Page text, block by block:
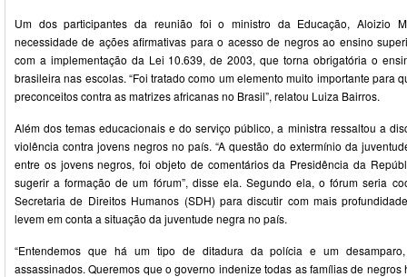
Um dos participantes da reunião foi o ministro da Educação, Aloizio
necessidade de ações afirmativas para o acesso de negros ao ensino
com a implementação da Lei 10.639, de 2003, que torna obrigatória o
brasileira nas escolas. “Foi tratado como um elemento muito importante para
preconceitos contra as matrizes africanas no Brasil”, relatou Luiza Bairros.
Além dos temas educacionais e do serviço público, a ministra ressaltou a
violência contra jovens negros no país. “A questão do extermínio da
entre os jovens negros, foi objeto de comentários da Presidência da
sugerir a formação de um fórum”, disse ela. Segundo ela, o fórum seria
Secretaria de Direitos Humanos (SDH) para discutir com mais
levem em conta a situação da juventude negra no país.
“Entendemos que há um tipo de ditadura da polícia e um
assassinados. Queremos que o governo indenize todas as famílias de